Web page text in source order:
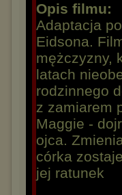
Opis filmu:
Adaptacja
Eidsona.
mężczyzny,
latach
rodzinnego
z zamiarem
Maggie -
ojca.
córka
jej ratunek